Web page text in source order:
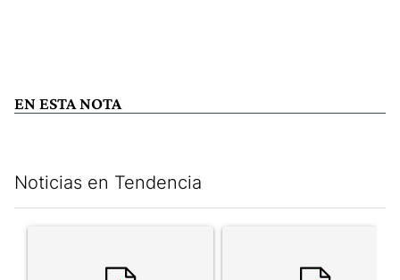
EN ESTA NOTA
Noticias en Tendencia